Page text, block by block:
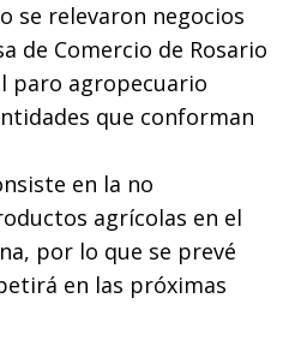
se relevaron negocios
de Comercio de Rosario
paro agropecuario
que conforman
en la no
agrícolas en el
por lo que se prevé
en las próximas